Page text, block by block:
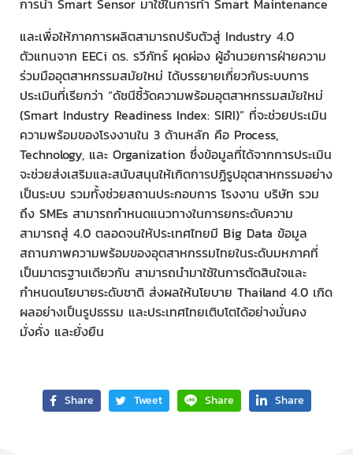
การนำ Smart Sensor มาใช้ในการทำ Smart Maintenance
และเพื่อให้ภาคการผลิตสามารถปรับตัวสู่ Industry 4.0
ตัวแทนจาก EECi ดร. รวีภัทร์ ผุดผ่อง ผู้อำนวยการฝ่ายความ
ร่วมมืออุตสาหกรรมสมัยใหม่ ได้บรรยายเกี่ยวกับระบบการ
ประเมินที่เรียกว่า “ดัชนีชี้วัดความพร้อมอุตสาหกรรมสมัยใหม่
(Smart Industry Readiness Index: SIRI)” ที่จะช่วยประเมิน
ความพร้อมของโรงงานใน 3 ด้านหลัก คือ Process,
Technology, และ Organization ซึ่งข้อมูลที่ได้จากการประเมิน
จะช่วยส่งเสริมและสนับสนุนให้เกิดการปฏิรูปอุตสาหกรรมอย่าง
เป็นระบบ รวมทั้งช่วยสถานประกอบการ โรงงาน บริษัท รวม
ถึง SMEs สามารถกำหนดแนวทางในการยกระดับความ
สามารถสู่ 4.0 ตลอดจนให้ประเทศไทยมี Big Data ข้อมูล
สถานภาพความพร้อมของอุตสาหกรรมไทยในระดับมหภาคที่
เป็นมาตรฐานเดียวกัน สามารถนำมาใช้ในการตัดสินใจและ
กำหนดนโยบายระดับชาติ ส่งผลให้นโยบาย Thailand 4.0 เกิด
ผลอย่างเป็นรูปธรรม และประเทศไทยเติบโตได้อย่างมั่นคง
มั่งคั่ง และยั่งยืน
Share Tweet Share Share